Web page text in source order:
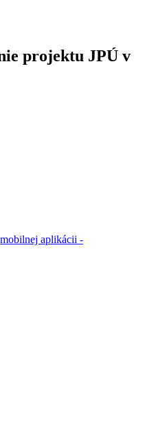
projektu JPÚ v
mobilnej aplikácii -